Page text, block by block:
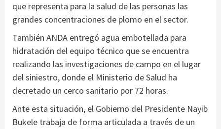
que representa para la salud de las personas las
grandes concentraciones de plomo en el sector.
También ANDA entregó agua embotellada para
hidratación del equipo técnico que se encuentra
realizando las investigaciones de campo en el lugar
del siniestro, donde el Ministerio de Salud ha
decretado un cerco sanitario por 72 horas.
Ante esta situación, el Gobierno del Presidente Nayib
Bukele trabaja de forma articulada a través de un